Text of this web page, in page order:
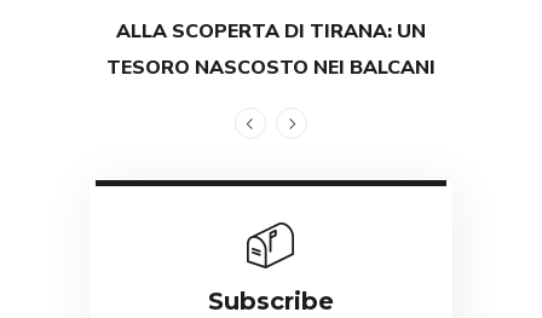
ALLA SCOPERTA DI TIRANA: UN
TESORO NASCOSTO NEI BALCANI
Subscribe